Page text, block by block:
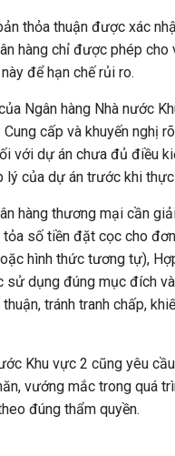
thỏa thuận được xác
hàng chỉ được phép
để hạn chế rủi ro.
Ngân hàng Nhà nước
cấp và khuyến nghị
với dự án chưa đủ điều
lý của dự án trước khi
hàng thương mại cần
tỏa số tiền đặt cọc cho
hình thức tương tự),
dụng đúng mục đích
tránh tranh chấp,
Khu vực 2 cũng yêu
vướng mắc trong quá
đúng thẩm quyền.